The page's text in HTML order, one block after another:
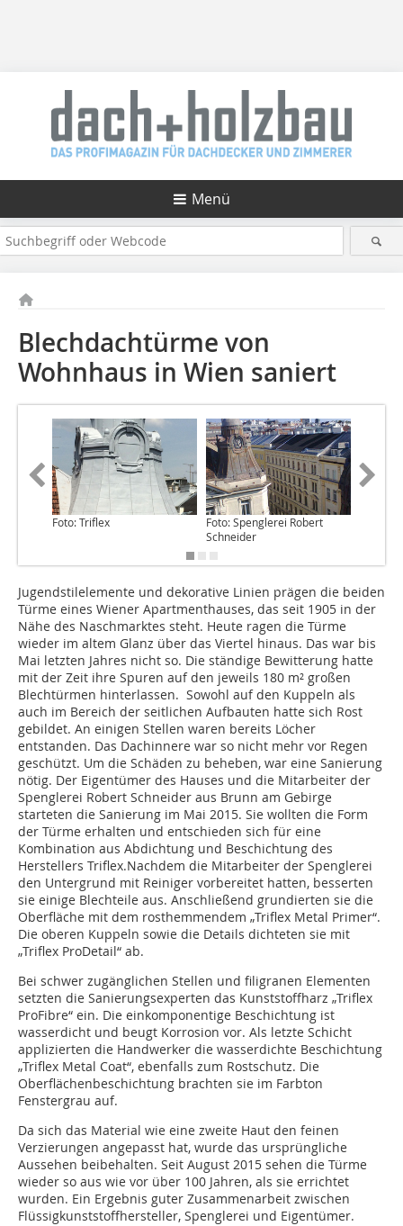
Menü
Blechdachtürme von
Wohnhaus in Wien saniert
Foto: Triflex
Foto: Spenglerei Robert
Schneider
Jugendstilelemente und dekorative Linien prägen die beiden
Türme eines Wiener Apartmenthauses, das seit 1905 in der
Nähe des Naschmarktes steht. Heute ragen die Türme
wieder im altem Glanz über das Viertel hinaus. Das war bis
Mai letzten Jahres nicht so. Die ständige Bewitterung hatte
mit der Zeit ihre Spuren auf den jeweils 180 m² großen
Blechtürmen hinterlassen. Sowohl auf den Kuppeln als
auch im Bereich der seitlichen Aufbauten hatte sich Rost
gebildet. An einigen Stellen waren bereits Löcher
entstanden. Das Dachinnere war so nicht mehr vor Regen
geschützt. Um die Schäden zu beheben, war eine Sanierung
nötig. Der Eigentümer des Hauses und die Mitarbeiter der
Spenglerei Robert Schneider aus Brunn am Gebirge
starteten die Sanierung im Mai 2015. Sie wollten die Form
der Türme erhalten und entschieden sich für eine
Kombination aus Abdichtung und Beschichtung des
Herstellers Triflex.Nachdem die Mitarbeiter der Spenglerei
den Untergrund mit Reiniger vorbereitet hatten, besserten
sie einige Blechteile aus. Anschließend grundierten sie die
Oberfläche mit dem rosthemmendem „Triflex Metal Primer“.
Die oberen Kuppeln sowie die Details dichteten sie mit
„Triflex ProDetail“ ab.
Bei schwer zugänglichen Stellen und filigranen Elementen
setzten die Sanierungsexperten das Kunststoffharz „Triflex
ProFibre“ ein. Die einkomponentige Beschichtung ist
wasserdicht und beugt Korrosion vor. Als letzte Schicht
applizierten die Handwerker die wasserdichte Beschichtung
„Triflex Metal Coat“, ebenfalls zum Rostschutz. Die
Oberflächenbeschichtung brachten sie im Farbton
Fenstergrau auf.
Da sich das Material wie eine zweite Haut den feinen
Verzierungen angepasst hat, wurde das ursprüngliche
Aussehen beibehalten. Seit August 2015 sehen die Türme
wieder so aus wie vor über 100 Jahren, als sie errichtet
wurden. Ein Ergebnis guter Zusammenarbeit zwischen
Flüssigkunststoffhersteller, Spenglerei und Eigentümer.